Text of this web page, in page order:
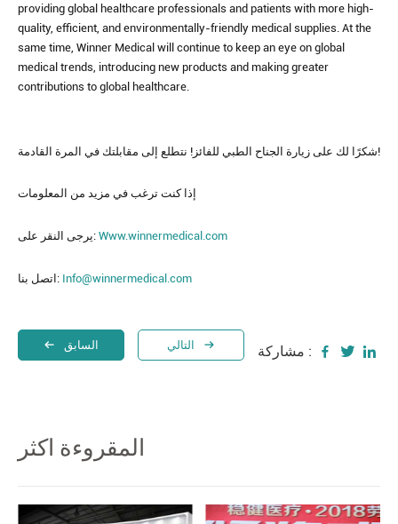
providing global healthcare professionals and patients with more high-
quality, efficient, and environmentally-friendly medical supplies. At the
same time, Winner Medical will continue to keep an eye on global
medical trends, introducing new products and making greater
contributions to global healthcare.
شكرًا لك على زيارة الجناح الطبي للفائز! نتطلع إلى مقابلتك في المرة القادمة!
إذا كنت ترغب في مزيد من المعلومات
يرجى النقر على: Www.winnermedical.com
اتصل بنا: Info@winnermedical.com
السابق التالي مشاركة :
المقروءة اكثر